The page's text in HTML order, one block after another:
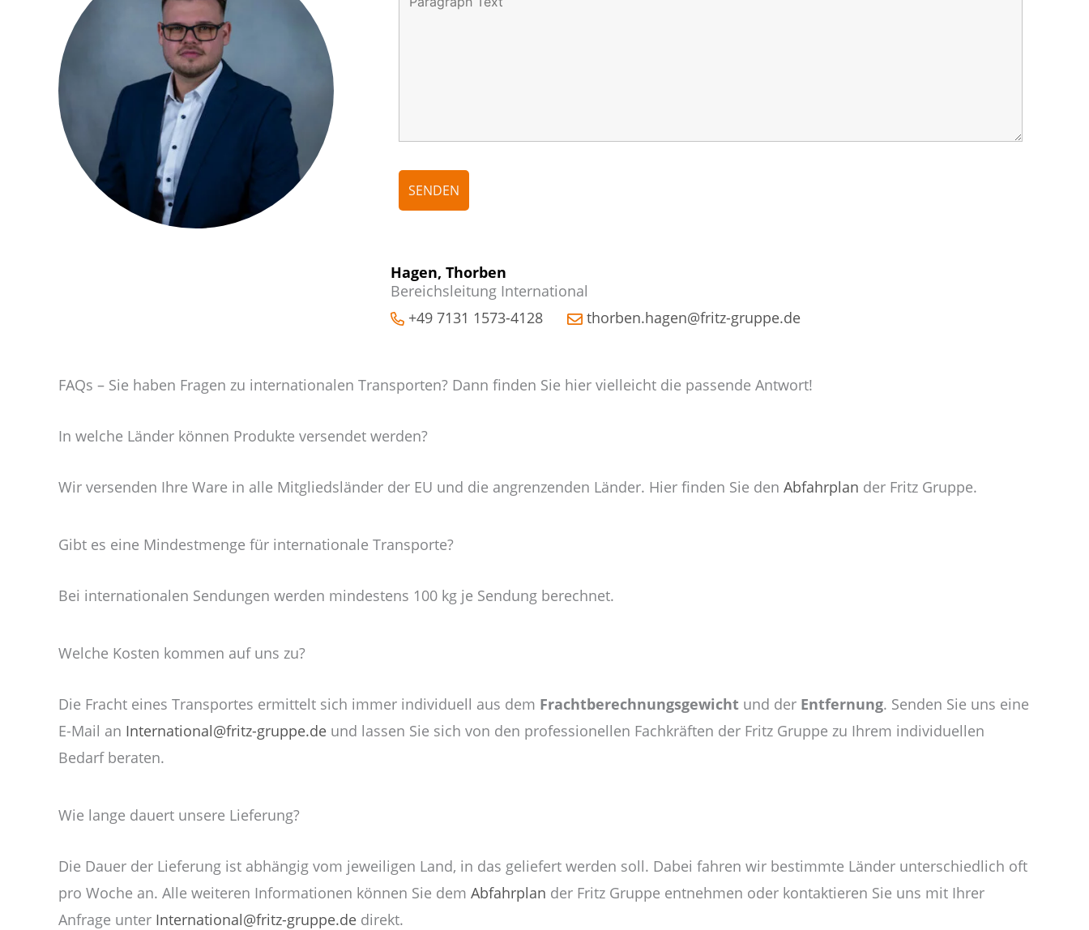
Hagen, Thorben
Bereichsleitung International
+49 7131 1573-4128
thorben.hagen@fritz-gruppe.de
FAQs – Sie haben Fragen zu internationalen Transporten? Dann finden Sie hier vielleicht die passende Antwort!
In welche Länder können Produkte versendet werden?
Wir versenden Ihre Ware in alle Mitgliedsländer der EU und die angrenzenden Länder. Hier finden Sie den Abfahrplan der Fritz Gruppe.
Gibt es eine Mindestmenge für internationale Transporte?
Bei internationalen Sendungen werden mindestens 100 kg je Sendung berechnet.
Welche Kosten kommen auf uns zu?
Die Fracht eines Transportes ermittelt sich immer individuell aus dem Frachtberechnungsgewicht und der Entfernung. Senden Sie uns eine
E-Mail an International@fritz-gruppe.de und lassen Sie sich von den professionellen Fachkräften der Fritz Gruppe zu Ihrem individuellen
Bedarf beraten.
Wie lange dauert unsere Lieferung?
Die Dauer der Lieferung ist abhängig vom jeweiligen Land, in das geliefert werden soll. Dabei fahren wir bestimmte Länder unterschiedlich oft
pro Woche an. Alle weiteren Informationen können Sie dem Abfahrplan der Fritz Gruppe entnehmen oder kontaktieren Sie uns mit Ihrer
Anfrage unter International@fritz-gruppe.de direkt.